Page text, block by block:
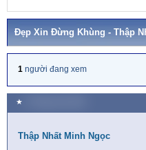
Đẹp Xin Đừng Khùng - Thập
1 người đang xem
★
Thập Nhất Minh Ngọc